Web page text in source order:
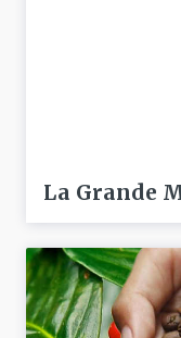
La Grande